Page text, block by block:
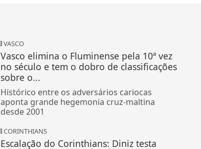
VASCO
Vasco elimina o Fluminense pela 10ª vez
no século e tem o dobro de classificações
sobre o...
Histórico entre os adversários cariocas
aponta grande hegemonia cruz-maltina
desde 2001
CORINTHIANS
Escalação do Corinthians: Diniz testa